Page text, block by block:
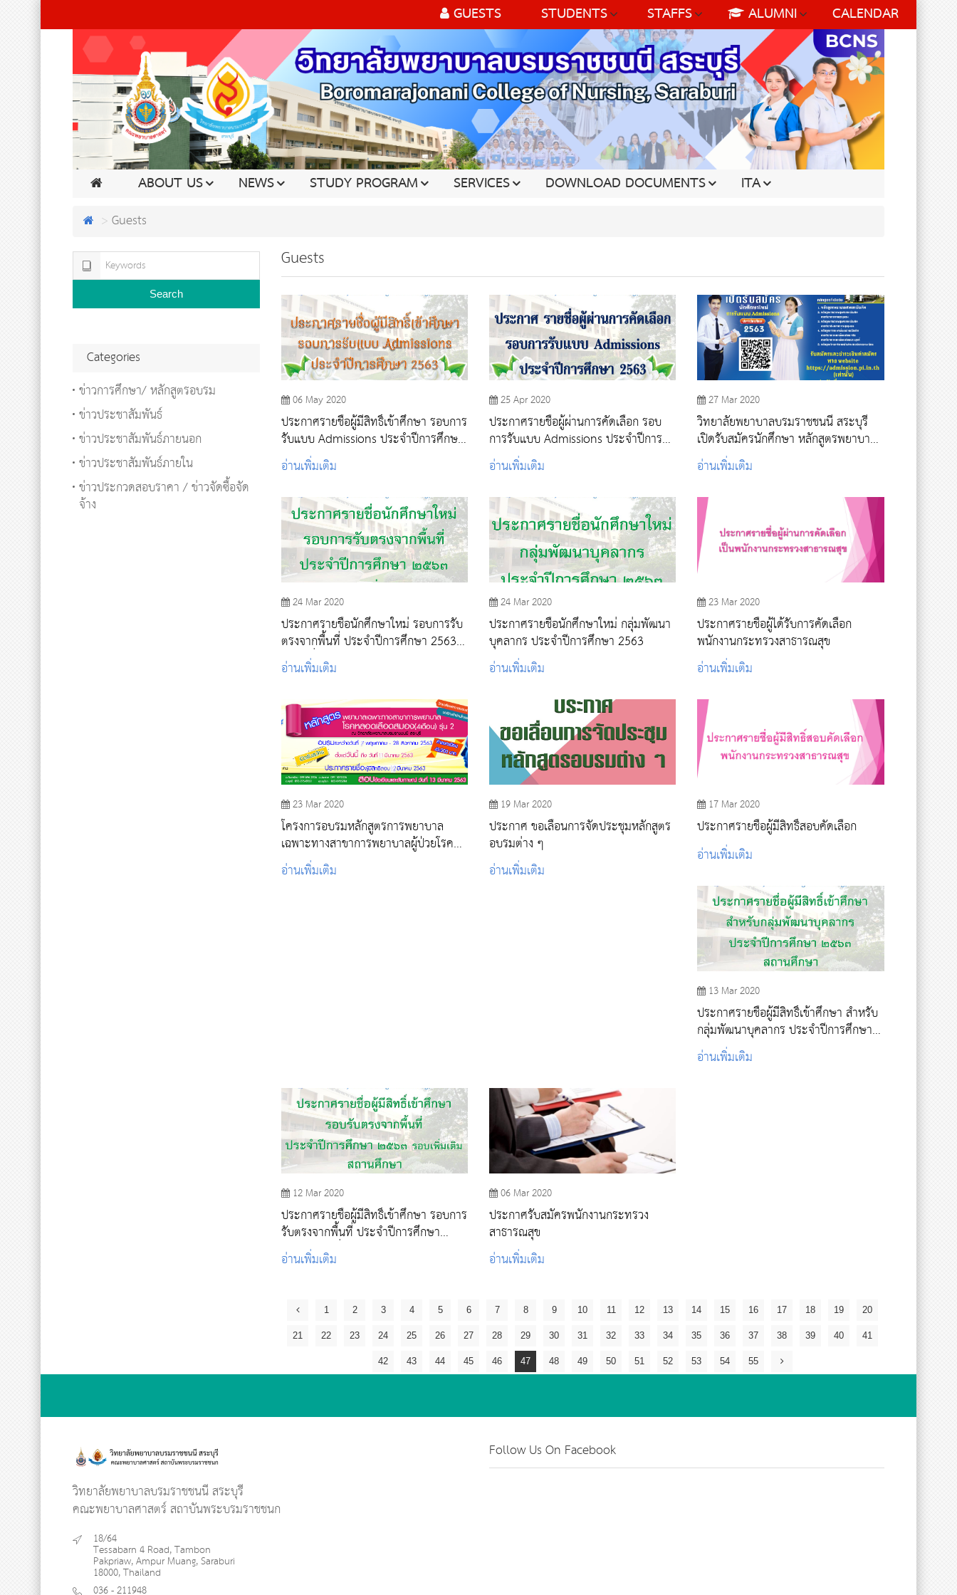
GUESTS STUDENTS STAFFS ALUMNI CALENDAR
ABOUT US NEWS STUDY PROGRAM SERVICES DOWNLOAD DOCUMENTS ITA
Guests
Guests
06 May 2020
ประกาศรายชื่อผู้มีสิทธิ์เข้าศึกษา รอบการ
รับแบบ Admissions ประจำปีการศึกษา
2563
อ่านเพิ่มเติม
25 Apr 2020
ประกาศรายชื่อผู้ผ่านการคัดเลือก รอบ
การรับแบบ Admissions ประจำปีการ
ศึกษา 2563
อ่านเพิ่มเติม
27 Mar 2020
วิทยาลัยพยาบาลบรมราชชนนี สระบุรี
เปิดรับสมัครนักศึกษา หลักสูตรพยาบาล
ศาสตรบัณฑิต ประจำปีการศึกษา 2563
การรับแบบ Admissions
อ่านเพิ่มเติม
24 Mar 2020
ประกาศรายชื่อนักศึกษาใหม่ รอบการรับ
ตรงจากพื้นที่ ประจำปีการศึกษา 2563
(รอบเพิ่มเติม)
อ่านเพิ่มเติม
24 Mar 2020
ประกาศรายชื่อนักศึกษาใหม่ กลุ่มพัฒนา
บุคลากร ประจำปีการศึกษา 2563
อ่านเพิ่มเติม
23 Mar 2020
ประกาศรายชื่อผู้ได้รับการคัดเลือก
พนักงานกระทรวงสาธารณสุข
อ่านเพิ่มเติม
23 Mar 2020
โครงการอบรมหลักสูตรการพยาบาล
เฉพาะทางสาขาการพยาบาลผู้ป่วยโรค
หลอดเลือดสมอง
อ่านเพิ่มเติม
19 Mar 2020
ประกาศ ขอเลื่อนการจัดประชุมหลักสูตร
อบรมต่าง ๆ
อ่านเพิ่มเติม
17 Mar 2020
ประกาศรายชื่อผู้มีสิทธิ์สอบคัดเลือก
อ่านเพิ่มเติม
13 Mar 2020
ประกาศรายชื่อผู้มีสิทธิ์เข้าศึกษา สำหรับ
กลุ่มพัฒนาบุคลากร ประจำปีการศึกษา
2563
อ่านเพิ่มเติม
12 Mar 2020
ประกาศรายชื่อผู้มีสิทธิ์เข้าศึกษา รอบการ
รับตรงจากพื้นที่ ประจำปีการศึกษา
2563 รอบเพิ่มเติม
อ่านเพิ่มเติม
06 Mar 2020
ประกาศรับสมัครพนักงานกระทรวง
สาธารณสุข
อ่านเพิ่มเติม
1 2 3 4 5 6 7 8 9 10 11 12 13 14 15 16 17 18 19 20
21 22 23 24 25 26 27 28 29 30 31 32 33 34 35 36 37 38 39 40 41
42 43 44 45 46 47 48 49 50 51 52 53 54 55
Search
Categories
ข่าวการศึกษา/ หลักสูตรอบรม
ข่าวประชาสัมพันธ์
ข่าวประชาสัมพันธ์ภายนอก
ข่าวประชาสัมพันธ์ภายใน
ข่าวประกวดสอบราคา / ข่าวจัดซื้อจัด
จ้าง
วิทยาลัยพยาบาลบรมราชชนนี สระบุรี
คณะพยาบาลศาสตร์ สถาบันพระบรมราชชนก
18/64
Tessabarn 4 Road, Tambon
Pakpriaw, Ampur Muang, Saraburi
18000, Thailand
036 - 211948
Follow Us On Facebook